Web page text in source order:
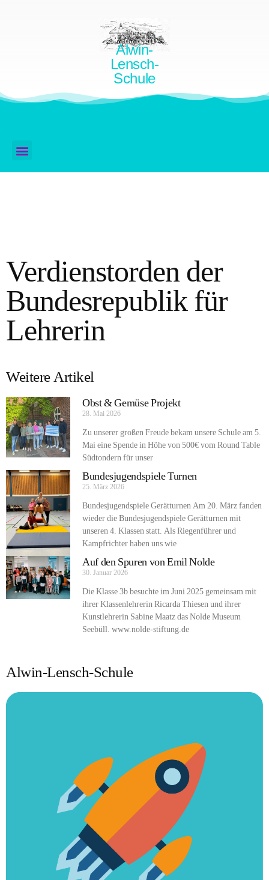
Alwin-
Lensch-
Schule
Verdienstorden der
Bundesrepublik für
Lehrerin
Weitere Artikel
Obst & Gemüse Projekt
28. Mai 2026
Zu unserer großen Freude bekam unsere Schule am 5.
Mai eine Spende in Höhe von 500€ vom Round Table
Südtondern für unser
Bundesjugendspiele Turnen
25. März 2026
Bundesjugendspiele Gerätturnen Am 20. März fanden
wieder die Bundesjugendspiele Gerätturnen mit
unseren 4. Klassen statt. Als Riegenführer und
Kampfrichter haben uns wie
Auf den Spuren von Emil Nolde
30. Januar 2026
Die Klasse 3b besuchte im Juni 2025 gemeinsam mit
ihrer Klassenlehrerin Ricarda Thiesen und ihrer
Kunstlehrerin Sabine Maatz das Nolde Museum
Seebüll. www.nolde-stiftung.de
Alwin-Lensch-Schule